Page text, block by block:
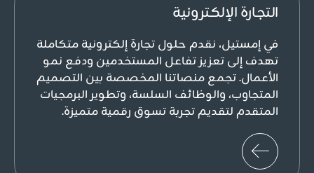
التجارة الإلكترونية
في إمستيل، نقدم حلول تجارة إلكترونية متكاملة
تهدف إلى تعزيز تفاعل المستخدمين ودفع نمو
الأعمال. تجمع منصاتنا المخصصة بين التصميم
المتجاوب، والوظائف السلسة، وتطوير البرمجيات
المتقدم لتقديم تجربة تسوق رقمية متميزة.